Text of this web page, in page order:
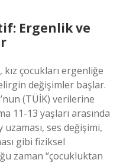
Ergenlik ve
çocukları ergenliğe
değişimler başlar.
(TÜİK) verilerine
11-13 yaşları arasında
uzaması, ses değişimi,
gibi fiziksel
zaman “çocukluktan